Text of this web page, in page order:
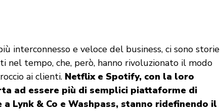
interconnesso e veloce del business, ci sono storie
nel tempo, che, però, hanno rivoluzionato il modo
ai clienti. Netflix e Spotify, con la loro
ad essere più di semplici piattaforme di
Lynk & Co e Washpass, stanno ridefinendo il